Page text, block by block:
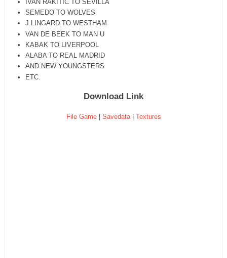
IVAN RAKITIC TO SEVILLA
SEMEDO TO WOLVES
J.LINGARD TO WESTHAM
VAN DE BEEK TO MAN U
KABAK TO LIVERPOOL
ALABA TO REAL MADRID
AND NEW YOUNGSTERS
ETC.
Download Link
File Game| Savedata| Textures